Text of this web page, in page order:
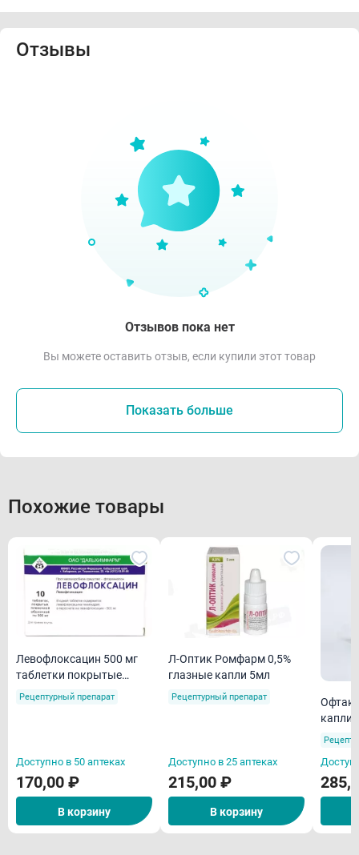
Отзывы
Отзывов пока нет
Вы можете оставить отзыв, если купили этот товар
Показать больше
Похожие товары
Левофлоксацин 500 мг
таблетки покрытые
пленочной оболочкой
Рецептурный препарат
Доступно в 50 аптеках
170,00 ₽
В корзину
Л-Оптик Ромфарм 0,5%
глазные капли 5мл
Рецептурный препарат
Доступно в 25 аптеках
215,00 ₽
В корзину
капли